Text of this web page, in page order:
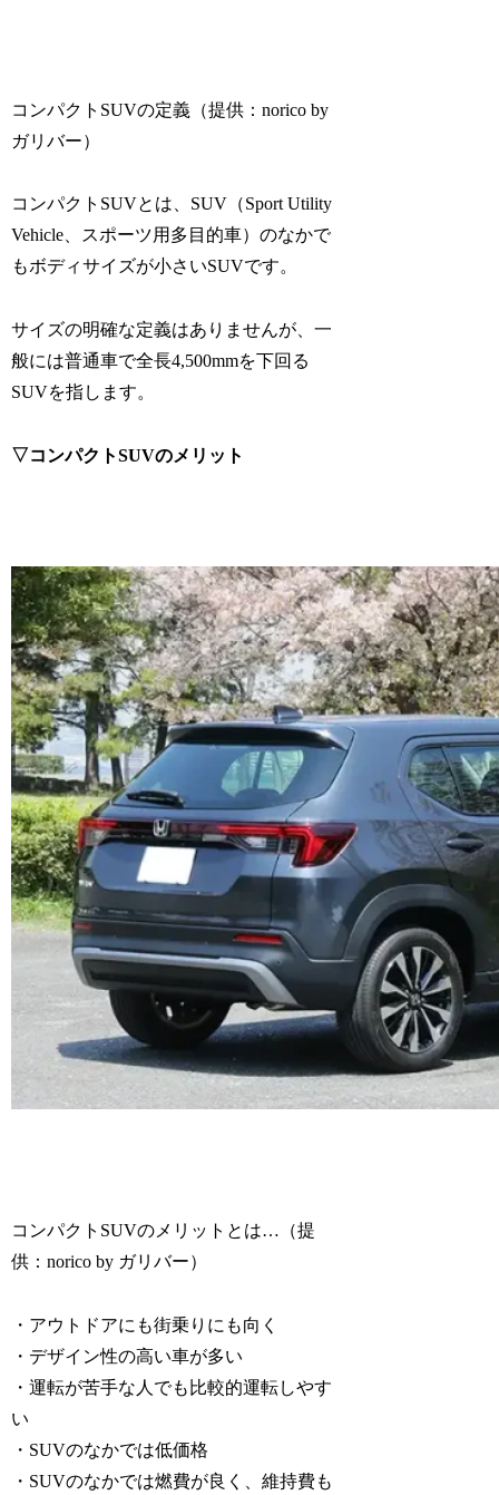
コンパクトSUVの定義（提供：norico by
ガリバー）
コンパクトSUVとは、SUV（Sport Utility
Vehicle、スポーツ用多目的車）のなかで
もボディサイズが小さいSUVです。
サイズの明確な定義はありませんが、一
般には普通車で全長4,500mmを下回る
SUVを指します。
▽コンパクトSUVのメリット
コンパクトSUVのメリットとは…（提
供：norico by ガリバー）
・アウトドアにも街乗りにも向く
・デザイン性の高い車が多い
・運転が苦手な人でも比較的運転しやす
い
・SUVのなかでは低価格
・SUVのなかでは燃費が良く、維持費も